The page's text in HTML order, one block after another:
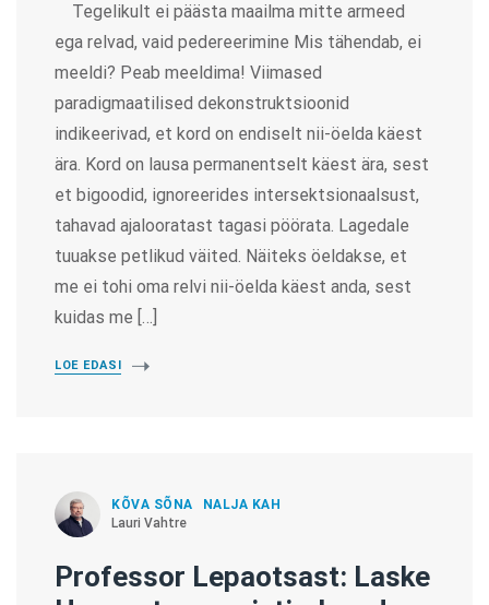
Tegelikult ei päästa maailma mitte armeed
ega relvad, vaid pedereerimine Mis tähendab, ei
meeldi? Peab meeldima! Viimased
paradigmaatilised dekonstruktsioonid
indikeerivad, et kord on endiselt nii-öelda käest
ära. Kord on lausa permanentselt käest ära, sest
et bigoodid, ignoreerides intersektsionaalsust,
tahavad ajalooratast tagasi pöörata. Lagedale
tuuakse petlikud väited. Näiteks öeldakse, et
me ei tohi oma relvi nii-öelda käest anda, sest
kuidas me […]
LOE EDASI
KÕVA SÕNA
NALJA KAH
Lauri Vahtre
Professor Lepaotsast: Laske